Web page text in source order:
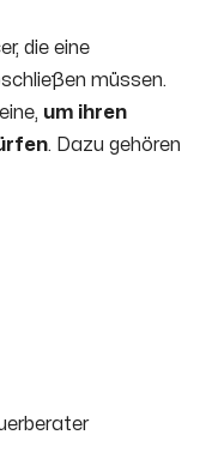
die eine
müssen.
um ihren
. Dazu gehören